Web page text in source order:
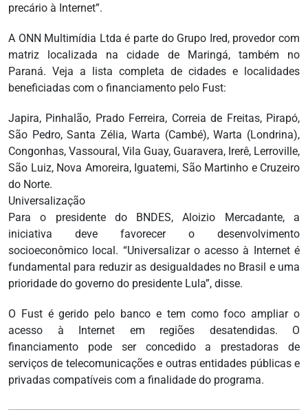
precário à Internet”.
A ONN Multimídia Ltda é parte do Grupo Ired, provedor com
matriz localizada na cidade de Maringá, também no
Paraná. Veja a lista completa de cidades e localidades
beneficiadas com o financiamento pelo Fust:
Japira, Pinhalão, Prado Ferreira, Correia de Freitas, Pirapó,
São Pedro, Santa Zélia, Warta (Cambé), Warta (Londrina),
Congonhas, Vassoural, Vila Guay, Guaravera, Irerê, Lerroville,
São Luiz, Nova Amoreira, Iguatemi, São Martinho e Cruzeiro
do Norte.
Universalização
Para o presidente do BNDES, Aloizio Mercadante, a
iniciativa deve favorecer o desenvolvimento
socioeconômico local. “Universalizar o acesso à Internet é
fundamental para reduzir as desigualdades no Brasil e uma
prioridade do governo do presidente Lula”, disse.
O Fust é gerido pelo banco e tem como foco ampliar o
acesso à Internet em regiões desatendidas. O
financiamento pode ser concedido a prestadoras de
serviços de telecomunicações e outras entidades públicas e
privadas compatíveis com a finalidade do programa.